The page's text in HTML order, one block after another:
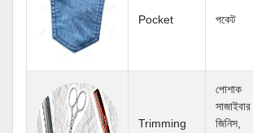
Pocket পকেট
Trimming
পোশাক
সাজাইবার
জিনিস,